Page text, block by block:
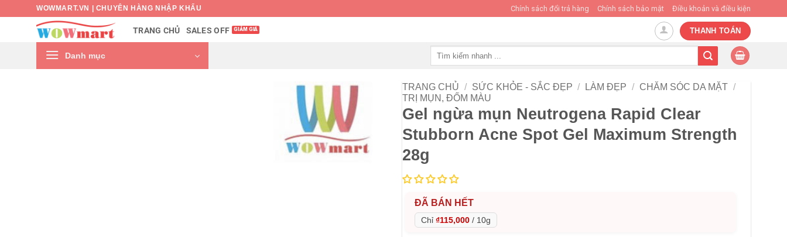
WOWMART.VN | CHUYÊN HÀNG NHẬP KHẨU Chính sách đổi trả hàng Chính sách bảo mật Điều khoản và điều kiện
TRANG CHỦ SALES OFF THANH TOÁN
Danh mục
TRANG CHỦ / SỨC KHỎE - SẮC ĐẸP / LÀM ĐẸP / CHĂM SÓC DA MẶT /
TRỊ MỤN, ĐỐM MÀU
Gel ngừa mụn Neutrogena Rapid Clear
Stubborn Acne Spot Gel Maximum Strength
28g
ĐÃ BÁN HẾT
Chỉ ₫115,000 / 10g